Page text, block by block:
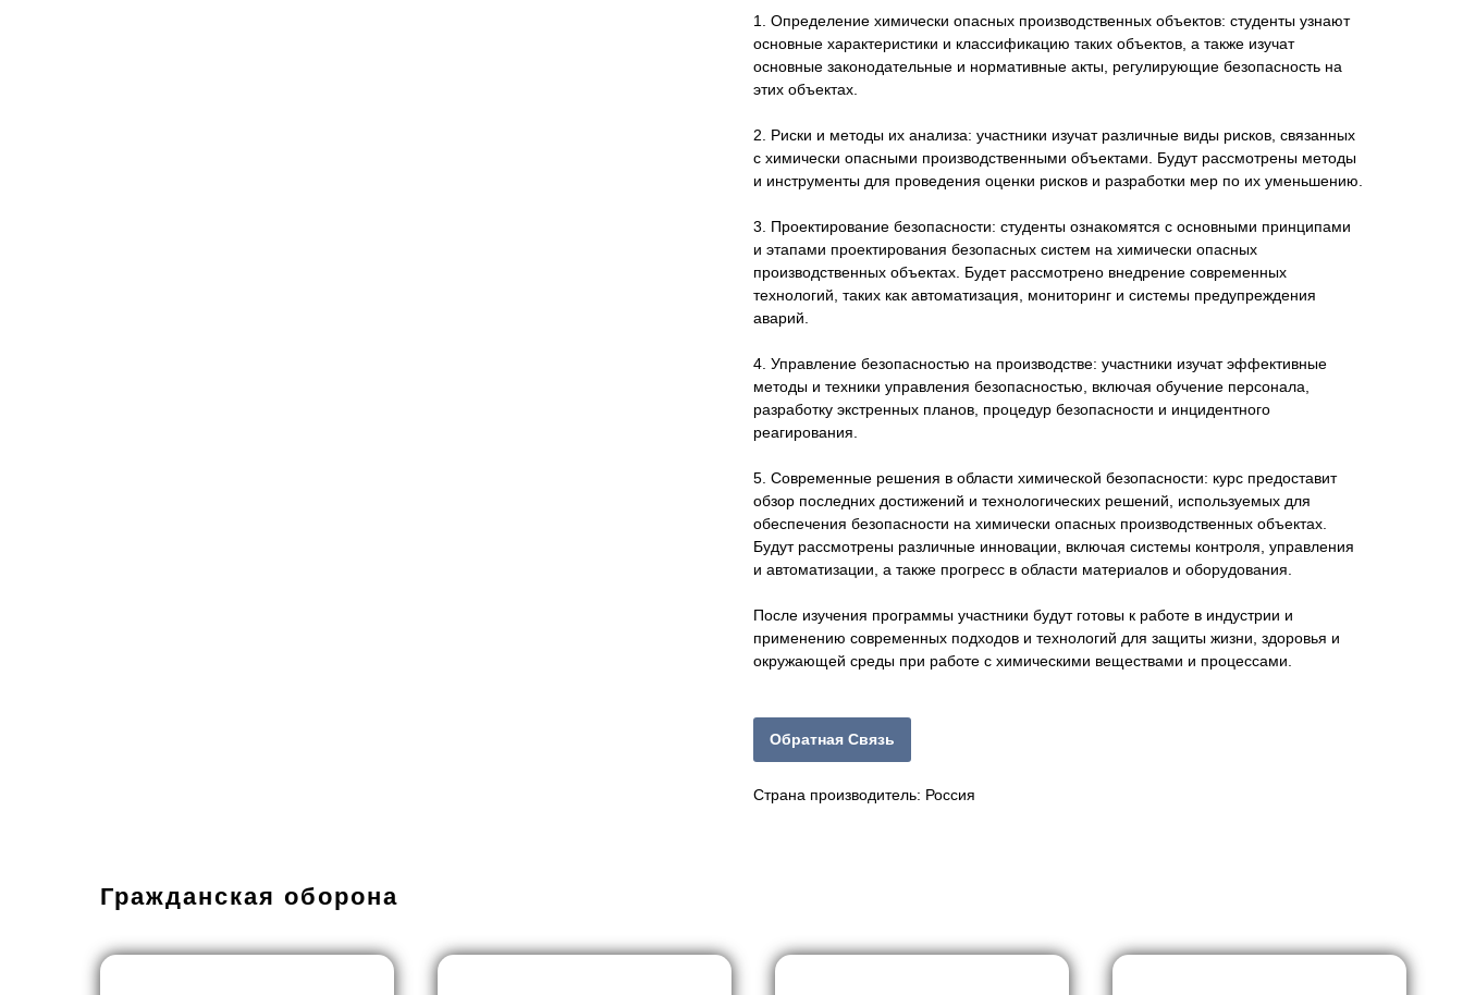
1. Определение химически опасных производственных объектов: студенты узнают
основные характеристики и классификацию таких объектов, а также изучат
основные законодательные и нормативные акты, регулирующие безопасность на
этих объектах.
2. Риски и методы их анализа: участники изучат различные виды рисков, связанных
с химически опасными производственными объектами. Будут рассмотрены методы
и инструменты для проведения оценки рисков и разработки мер по их уменьшению.
3. Проектирование безопасности: студенты ознакомятся с основными принципами
и этапами проектирования безопасных систем на химически опасных
производственных объектах. Будет рассмотрено внедрение современных
технологий, таких как автоматизация, мониторинг и системы предупреждения
аварий.
4. Управление безопасностью на производстве: участники изучат эффективные
методы и техники управления безопасностью, включая обучение персонала,
разработку экстренных планов, процедур безопасности и инцидентного
реагирования.
5. Современные решения в области химической безопасности: курс предоставит
обзор последних достижений и технологических решений, используемых для
обеспечения безопасности на химически опасных производственных объектах.
Будут рассмотрены различные инновации, включая системы контроля, управления
и автоматизации, а также прогресс в области материалов и оборудования.
После изучения программы участники будут готовы к работе в индустрии и
применению современных подходов и технологий для защиты жизни, здоровья и
окружающей среды при работе с химическими веществами и процессами.
Обратная Связь
Страна производитель: Россия
Гражданская оборона